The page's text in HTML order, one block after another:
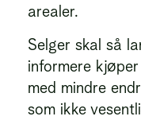
arealer.
Selger skal så
informere
med mindre
som ikke